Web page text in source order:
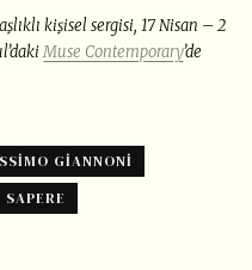
kişisel sergisi, 17 Nisan – 2
Muse Contemporary’de
GIANNONI
SAPERE